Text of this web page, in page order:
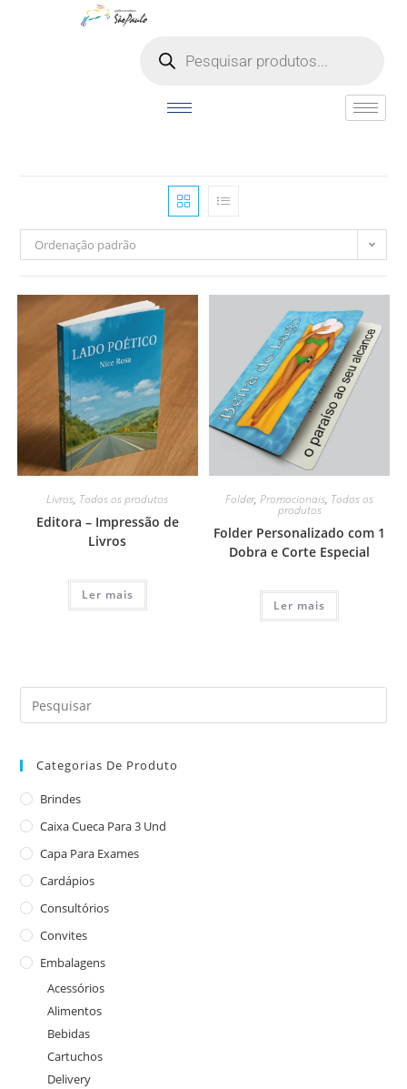
Ordenação padrão
Livros, Todos os produtos
Editora – Impressão de
Livros
Ler mais
Folder,Promocionais, Todos os
produtos
Folder Personalizado com 1
Dobra e Corte Especial
Ler mais
Categorias De Produto
Brindes
Caixa Cueca Para 3 Und
Capa Para Exames
Cardápios
Consultórios
Convites
Embalagens
Acessórios
Alimentos
Bebidas
Cartuchos
Delivery